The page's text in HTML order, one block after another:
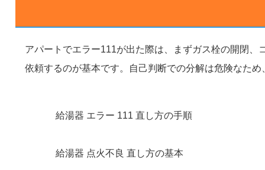
アパートでエラー111が出た際は、まずガス栓の開閉
依頼するのが基本です。自己判断での分解は危険なた
給湯器 エラー 111 直し方の手順
給湯器 点火不良 直し方の基本